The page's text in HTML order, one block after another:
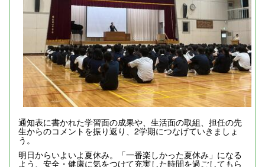
通知表に書かれた学習面の成果や、生活面の取組、担任の先
生からのコメントを振り返り、2学期につなげていきましょ
う。
明日からいよいよ夏休み。「一番楽しかった夏休み」になる
よう、安全・健康に気をつけて充実した時間を過ごしてもら